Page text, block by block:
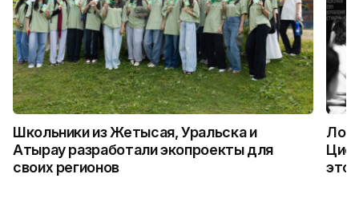
Школьники из Жетысая, Уральска и
Атырау разработали экопроекты для
своих регионов
это